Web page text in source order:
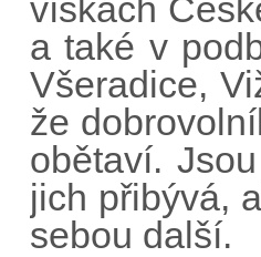
vískách
a také v
Všeradice,
že
obětaví.
jich přibývá,
sebou další.